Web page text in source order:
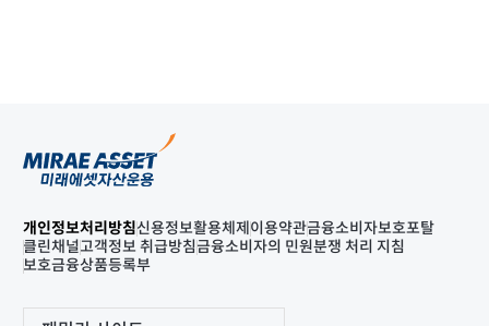
개인정보처리방침신용정보활용체제 이용약관금융소비자보호포탈
클린채널고객정보 취급방침금융소비자의 민원분쟁 처리 지침
보호금융상품등록부